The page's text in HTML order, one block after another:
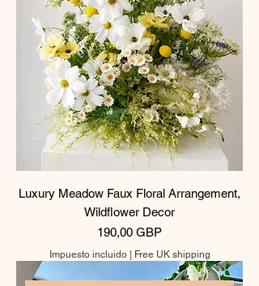
Luxury Meadow Faux Floral Arrangement,
Wildflower Decor
Precio
190,00 GBP
Impuesto incluido| Free UK shipping